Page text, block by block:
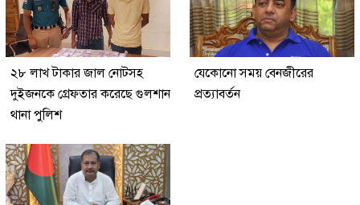
২৮ লাখ টাকার জাল নোটসহ
দুইজনকে গ্রেফতার করেছে গুলশান
থানা পুলিশ
যেকোনো সময় বেনজীরের
প্রত্যাবর্তন